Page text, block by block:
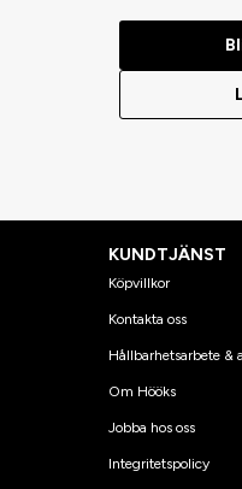
KUNDTJÄNST
Köpvillkor
Kontakta oss
Hållbarhetsarbete &
Om Hööks
Jobba hos oss
Integritetspolicy